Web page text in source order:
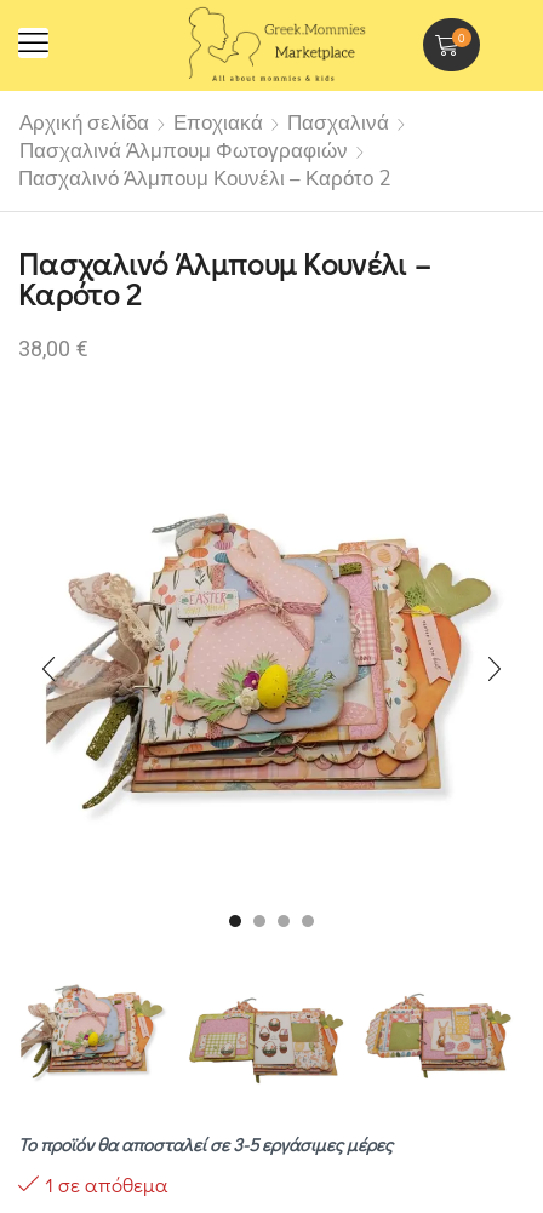
0
Αρχική σελίδα Εποχιακά
Πασχαλινά
Πασχαλινά Άλμπουμ Φωτογραφιών
Πασχαλινό Άλμπουμ Κουνέλι – Καρότο 2
Πασχαλινό Άλμπουμ Κουνέλι –
Καρότο 2
38,00 €
Το προϊόν θα αποσταλεί σε 3-5 εργάσιμες μέρες
1 σε απόθεμα